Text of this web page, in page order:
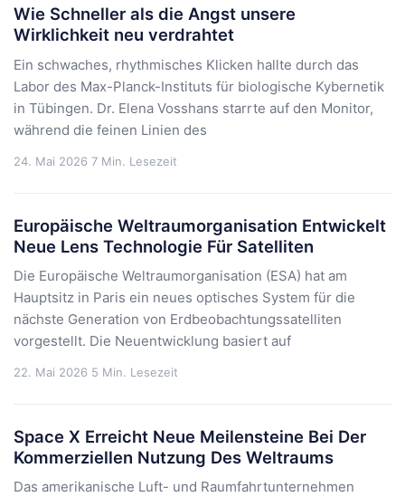
Wie Schneller als die Angst unsere
Wirklichkeit neu verdrahtet
Ein schwaches, rhythmisches Klicken hallte durch das
Labor des Max-Planck-Instituts für biologische Kybernetik
in Tübingen. Dr. Elena Vosshans starrte auf den Monitor,
während die feinen Linien des
24. Mai 2026 7 Min. Lesezeit
Europäische Weltraumorganisation Entwickelt
Neue Lens Technologie Für Satelliten
Die Europäische Weltraumorganisation (ESA) hat am
Hauptsitz in Paris ein neues optisches System für die
nächste Generation von Erdbeobachtungssatelliten
vorgestellt. Die Neuentwicklung basiert auf
22. Mai 2026 5 Min. Lesezeit
Space X Erreicht Neue Meilensteine Bei Der
Kommerziellen Nutzung Des Weltraums
Das amerikanische Luft- und Raumfahrtunternehmen